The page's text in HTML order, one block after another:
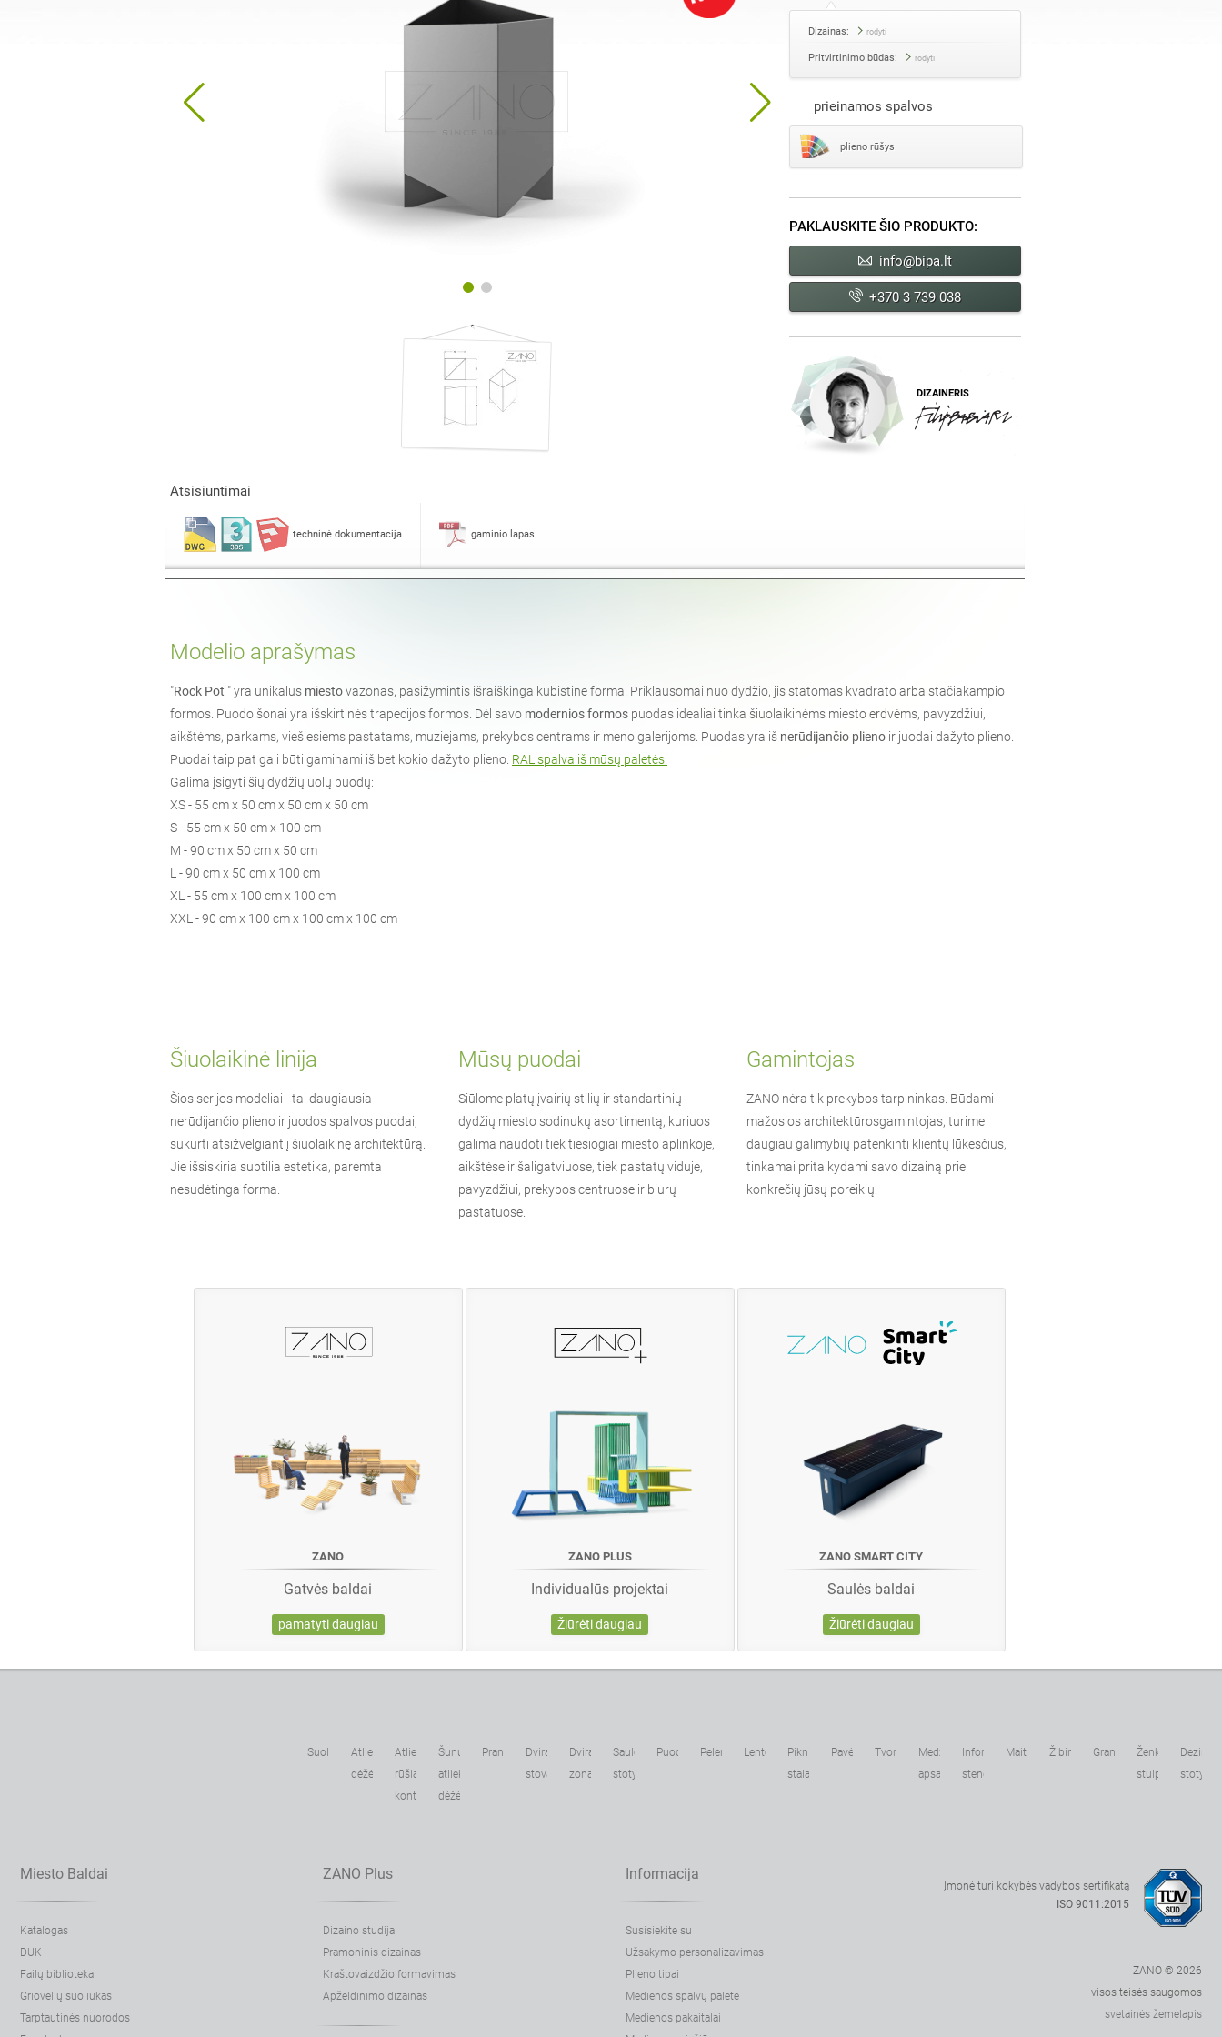
Dizainas: rodyti
Pritvirtinimo būdas: rodyti
prieinamos spalvos
plieno rūšys
PAKLAUSKITE ŠIO PRODUKTO:
info@bipa.lt
+370 3 739 038
DIZAINERIS
Atsisiuntimai
techninė dokumentacija gaminio lapas
Modelio aprašymas
"Rock Pot " yra unikalus miestovazonas, pasižymintis išraiškinga kubistine forma. Priklausomai nuo dydžio, jis statomas kvadrato arba stačiakampio
formos. Puodo šonai yra išskirtinės trapecijos formos. Dėl savo modernios formos puodas idealiai tinka šiuolaikinėms miesto erdvėms, pavyzdžiui,
aikštėms, parkams, viešiesiems pastatams, muziejams, prekybos centrams ir meno galerijoms. Puodas yra iš nerūdijančio plieno ir juodai dažyto plieno.
Puodai taip pat gali būti gaminami iš bet kokio dažyto plieno. RAL spalva iš mūsų paletės.
Galima įsigyti šių dydžių uolų puodų:
XS - 55 cm x 50 cm x 50 cm x 50 cm
S - 55 cm x 50 cm x 100 cm
M - 90 cm x 50 cm x 50 cm
L - 90 cm x 50 cm x 100 cm
XL - 55 cm x 100 cm x 100 cm
XXL - 90 cm x 100 cm x 100 cm x 100 cm
Šiuolaikinė linija
Šios serijos modeliai - tai daugiausia
nerūdijančio plieno ir juodos spalvos puodai,
sukurti atsižvelgiant į šiuolaikinę architektūrą.
Jie išsiskiria subtilia estetika, paremta
nesudėtinga forma.
Mūsų puodai
Siūlome platų įvairių stilių ir standartinių
dydžių miesto sodinukų asortimentą, kuriuos
galima naudoti tiek tiesiogiai miesto aplinkoje,
aikštėse ir šaligatviuose, tiek pastatų viduje,
pavyzdžiui, prekybos centruose ir biurų
pastatuose.
Gamintojas
ZANO nėra tik prekybos tarpininkas. Būdami
mažosios architektūrosgamintojas, turime
daugiau galimybių patenkinti klientų lūkesčius,
tinkamai pritaikydami savo dizainą prie
konkrečių jūsų poreikių.
ZANO
Gatvės baldai
pamatyti daugiau
ZANO PLUS
Individualūs projektai
Žiūrėti daugiau
ZANO SMART CITY
Saulės baldai
Žiūrėti daugiau
SuoliukaiAtliekų
dėžės
Atliekų
rūšiavimo
konteineriai
Šunų
atliekų
dėžės
PranešimaiDviračių
stovai
Dviračių
zona
Saulės
stotys
Puodai PeleninėsLentelės
Pikniko
stalai
PavėsinėsTvoros
Medžių
apsaugai
Informaciniai
stendai
MaitintuvaiŽibintai GrandinėsŽenklų
stulpai
stotys
Miesto Baldai
Katalogas
DUK
Failų biblioteka
Griovelių suoliukas
Tarptautinės nuorodos
ZANO Plus
Dizaino studija
Pramoninis dizainas
Kraštovaizdžio formavimas
Apželdinimo dizainas
Informacija
Susisiekite su
Užsakymo personalizavimas
Plieno tipai
Medienos spalvų paletė
Medienos pakaitalai
Įmonė turi kokybės vadybos sertifikatą
ISO 9011:2015
ZANO © 2026
visos teisės saugomos
svetainės žemėlapis